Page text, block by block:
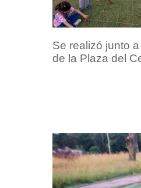
Se realizó junto
de la Plaza del